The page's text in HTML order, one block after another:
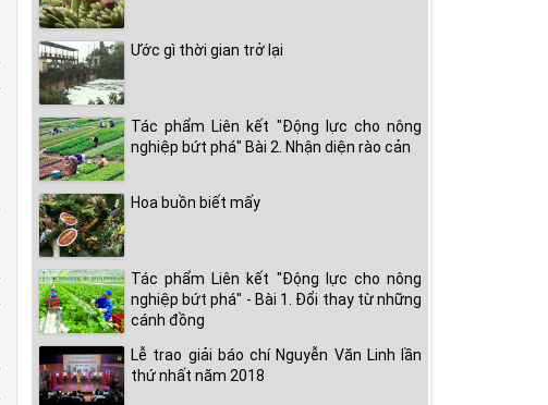
Ước gì thời gian trở lại
Tác phẩm Liên kết "Động lực cho nông
nghiệp bứt phá" Bài 2. Nhận diện rào cản
Hoa buồn biết mấy
Tác phẩm Liên kết "Động lực cho nông
nghiệp bứt phá" - Bài 1. Đổi thay từ những
cánh đồng
Lễ trao giải báo chí Nguyễn Văn Linh lần
thứ nhất năm 2018